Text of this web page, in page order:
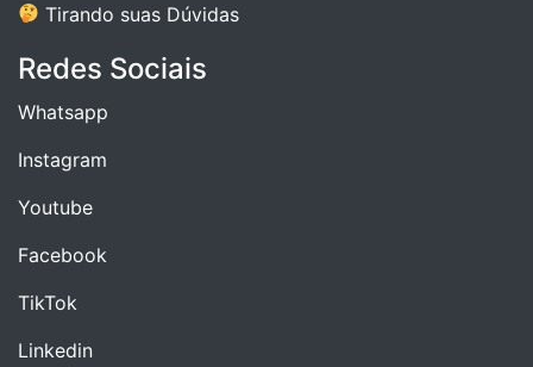
Tirando suas Dúvidas
Redes Sociais
Whatsapp
Instagram
Youtube
Facebook
TikTok
Linkedin